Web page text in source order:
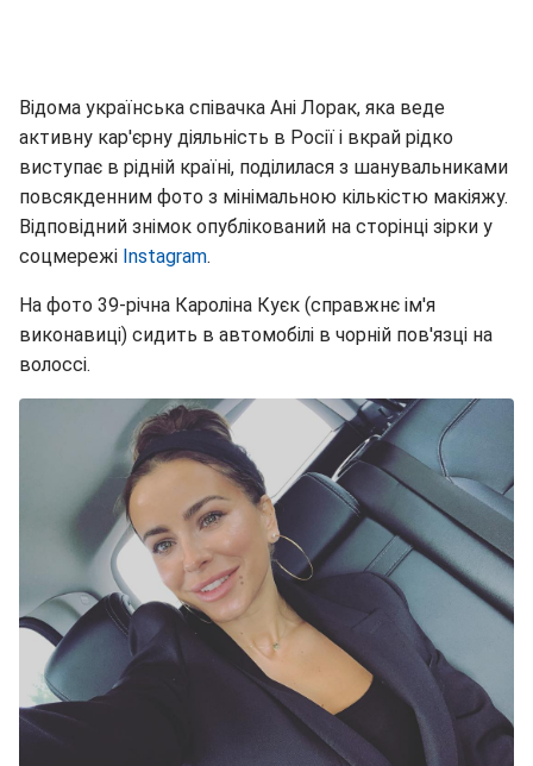
Відома українська співачка Ані Лорак, яка веде
активну кар'єрну діяльність в Росії і вкрай рідко
виступає в рідній країні, поділилася з шанувальниками
повсякденним фото з мінімальною кількістю макіяжу.
Відповідний знімок опублікований на сторінці зірки у
соцмережі Instagram.
На фото 39-річна Кароліна Куєк (справжнє ім'я
виконавиці) сидить в автомобілі в чорній пов'язці на
волоссі.